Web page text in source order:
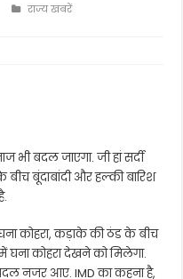
राज्य खबरें
बदल जाएगा. जी हां सर्दी
बूंदाबांदी और हल्की बारिश
कोहरा, कड़ाके की ठंड के बीच
घना कोहरा देखने को मिलेगा.
नजर आए. IMD का कहना है,